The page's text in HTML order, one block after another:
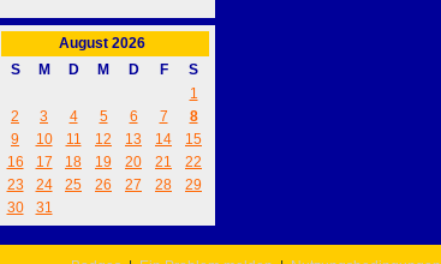
August 2026
S
M D M D F
S
1
2
3 4 5 6 7
8
9
10 11 12 13 14
15
16
17 18 19 20 21
22
23
24 25 26 27 28
29
30
31